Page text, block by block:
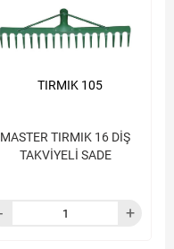
MASTER TIRMIK 16 DİŞ
TAKVİYELİ SADE
TIRMIK 105